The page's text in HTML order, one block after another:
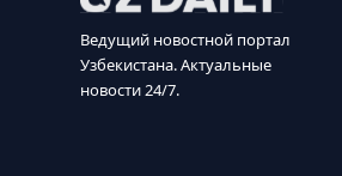
Ведущий новостной портал
Узбекистана. Актуальные
новости 24/7.